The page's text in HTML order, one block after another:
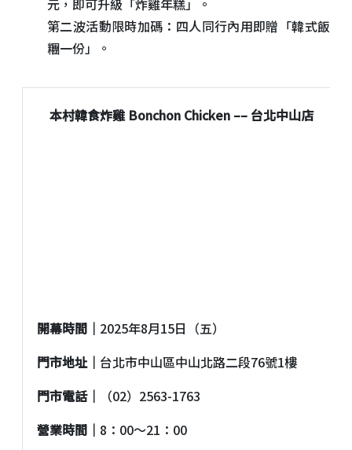
元，即可升級「炸雞年糕」。
第二波活動限時加碼：四人同行內用即贈「韓式飯
糰一份」。
本村韓食炸雞 Bonchon Chicken –– 台北中山店
開幕時間｜ 2025年8月15日（五）
門市地址｜ 台北市中山區中山北路二段76號1樓
門市電話｜
（02）2563-1763
營業時間｜ 8：00〜21：00